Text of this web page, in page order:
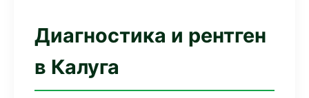
Диагностика и рентген
в Калуга